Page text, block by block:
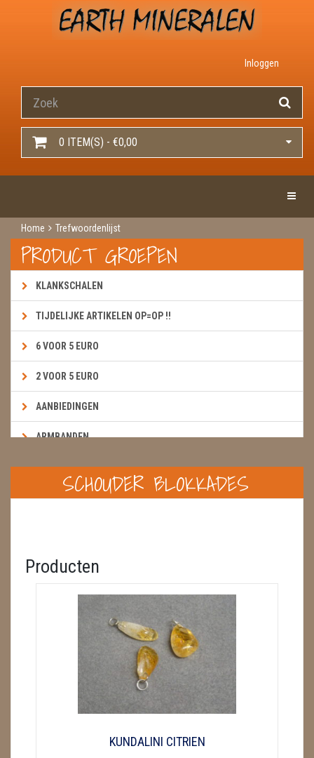
Inloggen
0 ITEM(S) - €0,00
Home Trefwoordenlijst
PRODUCT GROEPEN
KLANKSCHALEN
TIJDELIJKE ARTIKELEN OP=OP !!
6 VOOR 5 EURO
2 VOOR 5 EURO
AANBIEDINGEN
ARMBANDEN
BOEKEN & KAARTEN E.A.R.T.H.
BOLLEN
CADEAUBONNEN
GEODE 'S / STANDAARDS
GESLEPEN STENEN
SCHOUDER BLOKKADES
Producten
KUNDALINI CITRIEN